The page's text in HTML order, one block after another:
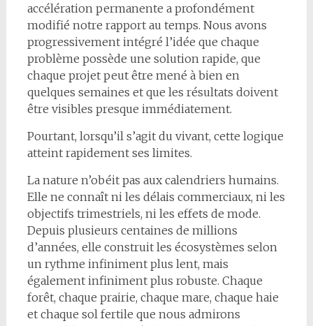
accélération permanente a profondément
modifié notre rapport au temps. Nous avons
progressivement intégré l’idée que chaque
problème possède une solution rapide, que
chaque projet peut être mené à bien en
quelques semaines et que les résultats doivent
être visibles presque immédiatement.
Pourtant, lorsqu’il s’agit du vivant, cette logique
atteint rapidement ses limites.
La nature n’obéit pas aux calendriers humains.
Elle ne connaît ni les délais commerciaux, ni les
objectifs trimestriels, ni les effets de mode.
Depuis plusieurs centaines de millions
d’années, elle construit les écosystèmes selon
un rythme infiniment plus lent, mais
également infiniment plus robuste. Chaque
forêt, chaque prairie, chaque mare, chaque haie
et chaque sol fertile que nous admirons